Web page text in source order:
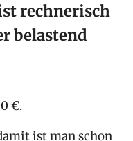
rechnerisch
belastend
€.
ist man schon